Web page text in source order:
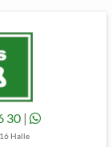
30|
Halle